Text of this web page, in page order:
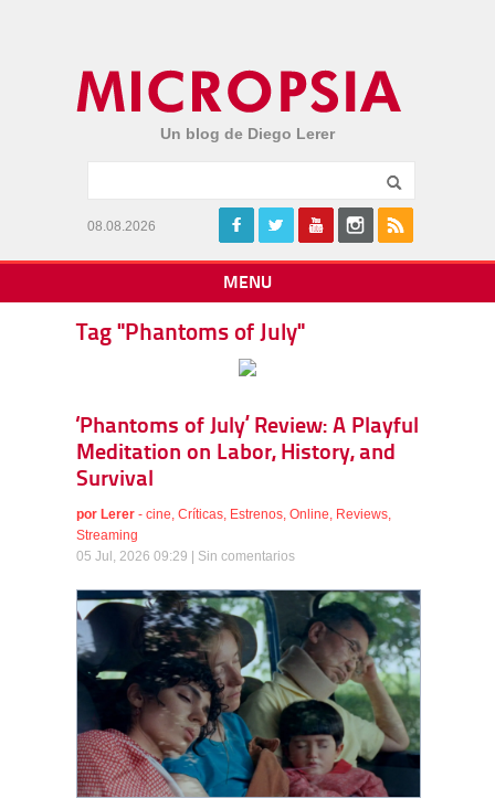
Un blog de Diego Lerer
08.08.2026
MENU
Tag "Phantoms of July"
‘Phantoms of July’ Review: A Playful
Meditation on Labor, History, and
Survival
por Lerer - cine, Críticas, Estrenos, Online, Reviews,
Streaming
05 Jul, 2026 09:29 | Sin comentarios